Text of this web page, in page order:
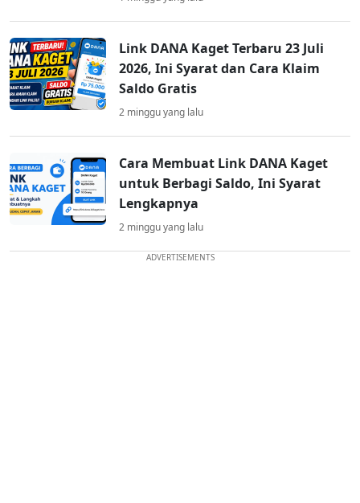
Link DANA Kaget Terbaru 23 Juli
2026, Ini Syarat dan Cara Klaim
Saldo Gratis
2 minggu yang lalu
Cara Membuat Link DANA Kaget
untuk Berbagi Saldo, Ini Syarat
Lengkapnya
2 minggu yang lalu
ADVERTISEMENTS